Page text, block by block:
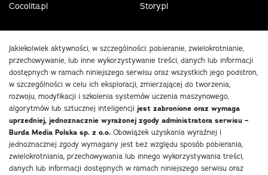
Cocolita.pl
Story.pl
Jakiekolwiek aktywności, w szczególności: pobieranie, zwielokrotnianie,
przechowywanie, lub inne wykorzystywanie treści, danych lub informacji
dostępnych w ramach niniejszego serwisu oraz wszystkich jego podstron,
w szczególności w celu ich eksploracji, zmierzającej do tworzenia,
rozwoju, modyfikacji i szkolenia systemów uczenia maszynowego,
algorytmów lub sztucznej inteligencji jest zabronione oraz wymaga
uprzedniej, jednoznacznie wyrażonej zgody administratora serwisu –
Burda Media Polska sp. z o.o. Obowiązek uzyskania wyraźnej i
jednoznacznej zgody wymagany jest bez względu sposób pobierania,
zwielokrotniania, przechowywania lub innego wykorzystywania treści,
danych lub informacji dostępnych w ramach niniejszego serwisu oraz